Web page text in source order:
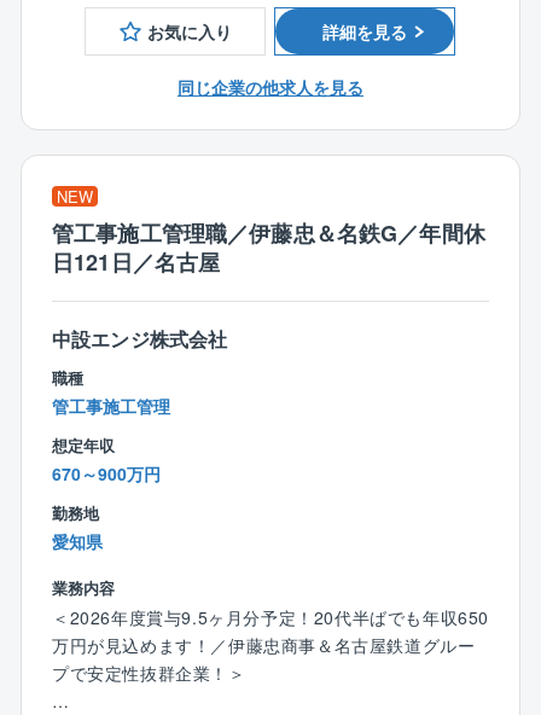
成をサポートいたします。
■愛知県を中心に、完全自由設計の注文住宅を多くの方
に提供してきました。
■「高品質でデザイン性の高いこだわりの住宅を、手が
届く価格で実現できる」という同社の家づくりは好評
を得ており、愛知県下の中でもトップクラスの実績を
誇っています。
■年間約1200棟の実績/東海4県No.1ビルダー
同社の認知度も高く、業績は右肩上がりに成長を続け
ています。
ン、洗面、照明、カーテンなどお客様の希望やイメー
ジを細かくヒアリングします。要望を聞いた上で、コ
スト面なども考えながらお客様にとってベストなプラ
■愛知県内に100名の営業スタッフに対し、設計職140
名、施工管理職120名、インテリアコーディネーターも
60名を超すスタッフが在籍しており、技術に重きを置
いたクラシスホームならではの人員配置です。
■30名を超えるCADオペレーターが、内観パースや、
他部署のバックアップ体制、チェック体制も万全でイ
ンテリアコーディネーターの業務に専念できます。
■数多くのスタッフが集う事によって、様々な情報を共
有し合ったり、切磋琢磨しながら常にスキルアップで
きる環境が整っております。
■有資格者が多数在籍し、お客様の要望に応えやすい体
制を整えています
【自由に提案できる面白さ】
お気に入り 詳細を見る
同じ企業の他求人を見る
NEW
管工事施工管理職／伊藤忠＆名鉄G／年間休
日121日／名古屋
中設エンジ株式会社
職種
管工事施工管理
想定年収
670～900万円
勤務地
愛知県
業務内容
＜2026年度賞与9.5ヶ月分予定！20代半ばでも年収650
万円が見込めます！／伊藤忠商事＆名古屋鉄道グルー
プで安定性抜群企業！＞